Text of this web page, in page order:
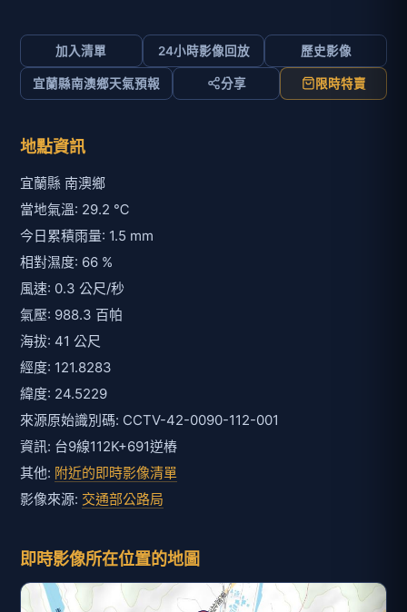
加入清單 24小時影像回放 歷史影像
宜蘭縣南澳鄉天氣預報 分享 限時特賣
地點資訊
宜蘭縣 南澳鄉
當地氣溫: 29.2 ℃
今日累積雨量: 1.5 mm
相對濕度: 66 %
風速: 0.3 公尺/秒
氣壓: 988.3 百帕
海拔: 41 公尺
經度: 121.8283
緯度: 24.5229
來源原始識別碼: CCTV-42-0090-112-001
資訊: 台9線112K+691逆樁
其他: 附近的即時影像清單
影像來源: 交通部公路局
即時影像所在位置的地圖